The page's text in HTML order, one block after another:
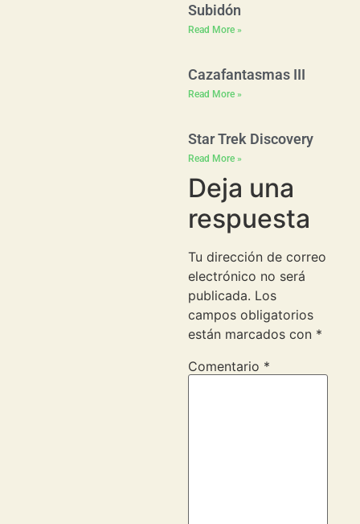
Subidón
Read More »
Cazafantasmas III
Read More »
Star Trek Discovery
Read More »
Deja una
respuesta
Tu dirección de correo
electrónico no será
publicada. Los
campos obligatorios
están marcados con *
Comentario *